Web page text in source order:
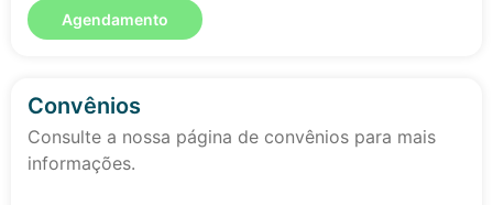
Agendamento
Convênios
Consulte a nossa página de convênios para mais
informações.